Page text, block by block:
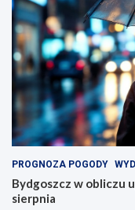
PROGNOZA POGODY
Bydgoszcz w obliczu
sierpnia